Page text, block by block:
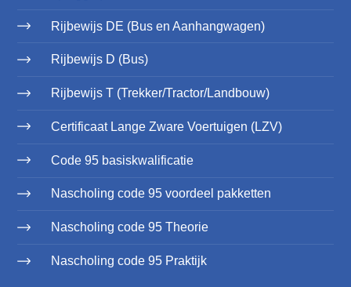
Rijbewijs DE (Bus en Aanhangwagen)
Rijbewijs D (Bus)
Rijbewijs T (Trekker/Tractor/Landbouw)
Certificaat Lange Zware Voertuigen (LZV)
Code 95 basiskwalificatie
Nascholing code 95 voordeel pakketten
Nascholing code 95 Theorie
Nascholing code 95 Praktijk